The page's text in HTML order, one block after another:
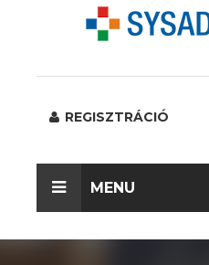
REGISZTRÁCIÓ
MENU